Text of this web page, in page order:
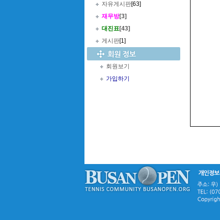
자유게시판[63]
재무방[3]
대진표[43]
게시판[1]
회원보기
가입하기